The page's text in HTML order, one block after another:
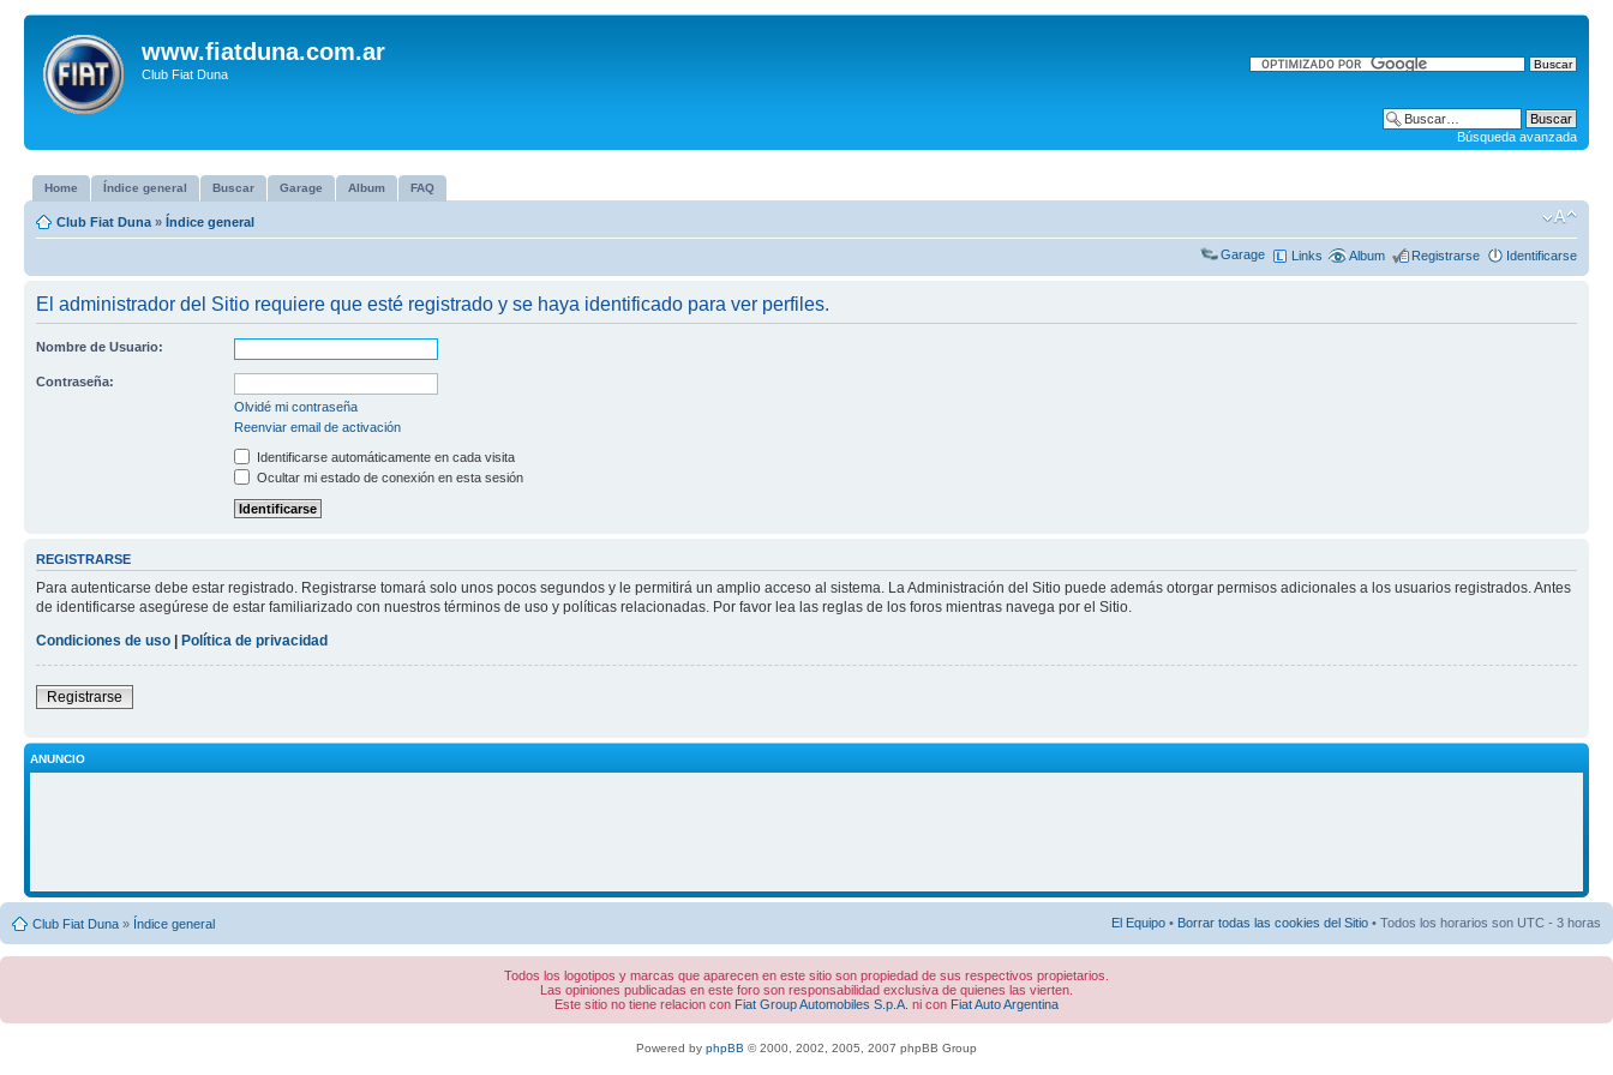
www.fiatduna.com.ar
Club Fiat Duna
Búsqueda avanzada
Home Índice general Buscar Garage Album FAQ
Club Fiat Duna » Índice general
Garage Links Album Registrarse Identificarse
El administrador del Sitio requiere que esté registrado y se haya identificado para ver perfiles.
Nombre de Usuario:
Contraseña:
Olvidé mi contraseña
Reenviar email de activación
Identificarse automáticamente en cada visita
Ocultar mi estado de conexión en esta sesión
REGISTRARSE
Para autenticarse debe estar registrado. Registrarse tomará solo unos pocos segundos y le permitirá un amplio acceso al sistema. La Administración del Sitio puede además otorgar permisos adicionales a los usuarios registrados. Antes
de identificarse asegúrese de estar familiarizado con nuestros términos de uso y políticas relacionadas. Por favor lea las reglas de los foros mientras navega por el Sitio.
Condiciones de uso | Política de privacidad
Registrarse
ANUNCIO
Club Fiat Duna » Índice general El Equipo • Borrar todas las cookies del Sitio • Todos los horarios son UTC - 3 horas
Todos los logotipos y marcas que aparecen en este sitio son propiedad de sus respectivos propietarios.
Las opiniones publicadas en este foro son responsabilidad exclusiva de quienes las vierten.
Este sitio no tiene relacion con Fiat Group Automobiles S.p.A. ni con Fiat Auto Argentina
Powered by phpBB © 2000, 2002, 2005, 2007 phpBB Group